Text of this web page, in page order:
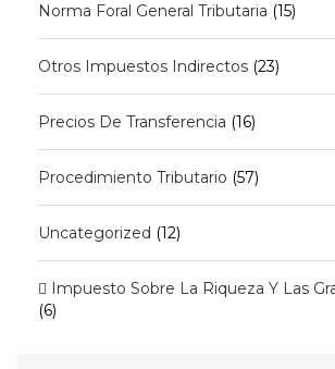
Norma Foral General Tributaria (15)
Otros Impuestos Indirectos (23)
Precios De Transferencia (16)
Procedimiento Tributario (57)
Uncategorized (12)
 Impuesto Sobre La Riqueza Y Las
(6)